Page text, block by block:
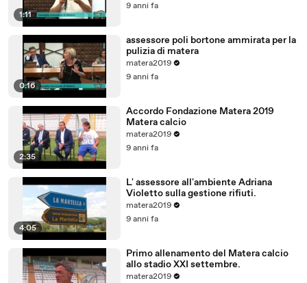
1:11
9 anni fa
0:16
assessore poli bortone ammirata per la
pulizia di matera
matera2019
9 anni fa
2:35
Accordo Fondazione Matera 2019
Matera calcio
matera2019
9 anni fa
4:05
L' assessore all'ambiente Adriana
Violetto sulla gestione rifiuti.
matera2019
9 anni fa
Primo allenamento del Matera calcio
allo stadio XXI settembre.
matera2019